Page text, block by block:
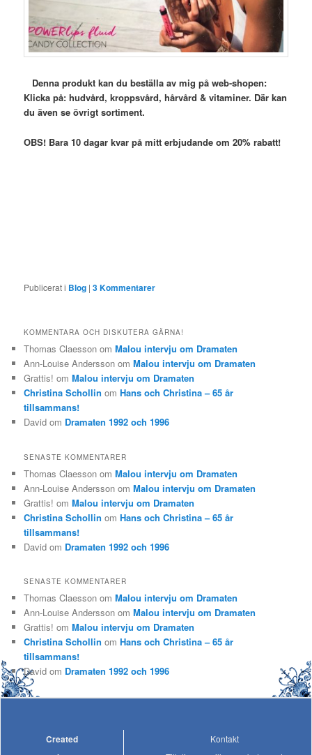
Denna produkt kan du beställa av mig på web-shopen:
Klicka på: hudvård, kroppsvård, hårvård & vitaminer. Där kan
du även se övrigt sortiment.
OBS! Bara 10 dagar kvar på mitt erbjudande om 20% rabatt!
Publicerat i Blog |3Kommentarer
KOMMENTARA OCH DISKUTERA GÄRNA!
Thomas Claesson omMalou intervju om Dramaten
Ann-Louise Andersson omMalou intervju om Dramaten
Grattis! omMalou intervju om Dramaten
Christina Schollin omHans och Christina – 65 år
tillsammans!
David om Dramaten 1992 och 1996
SENASTE KOMMENTARER
Thomas Claesson omMalou intervju om Dramaten
Ann-Louise Andersson omMalou intervju om Dramaten
Grattis! omMalou intervju om Dramaten
Christina Schollin omHans och Christina – 65 år
tillsammans!
David om Dramaten 1992 och 1996
SENASTE KOMMENTARER
Thomas Claesson omMalou intervju om Dramaten
Ann-Louise Andersson omMalou intervju om Dramaten
Grattis! omMalou intervju om Dramaten
Christina Schollin omHans och Christina – 65 år
tillsammans!
David om Dramaten 1992 och 1996
Created
Kontakt